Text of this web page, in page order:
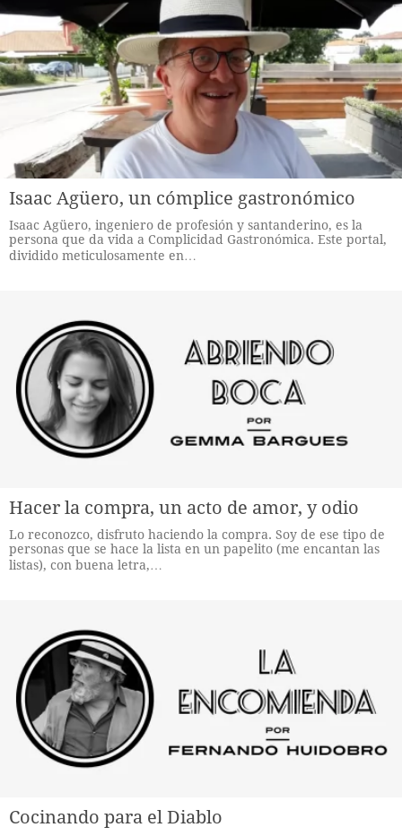
Isaac Agüero, un cómplice gastronómico
Isaac Agüero, ingeniero de profesión y santanderino, es la
persona que da vida a Complicidad Gastronómica. Este portal,
dividido meticulosamente en…
Hacer la compra, un acto de amor, y odio
Lo reconozco, disfruto haciendo la compra. Soy de ese tipo de
personas que se hace la lista en un papelito (me encantan las
listas), con buena letra,…
Cocinando para el Diablo